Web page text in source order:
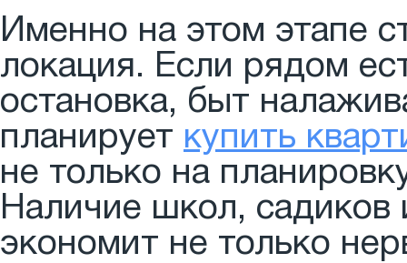
Именно на этом этапе
локация. Если рядом
остановка, быт
планирует купить
не только на
Наличие школ, садиков
экономит не только